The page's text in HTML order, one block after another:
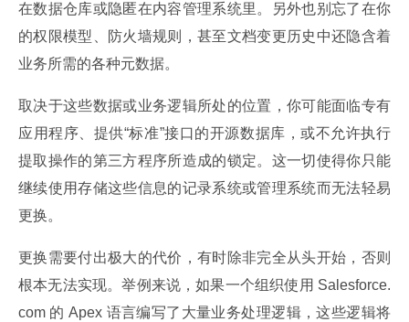
在数据仓库或隐匿在内容管理系统里。另外也别忘了在你
的权限模型、防火墙规则，甚至文档变更历史中还隐含着
业务所需的各种元数据。
取决于这些数据或业务逻辑所处的位置，你可能面临专有
应用程序、提供“标准”接口的开源数据库，或不允许执行
提取操作的第三方程序所造成的锁定。这一切使得你只能
继续使用存储这些信息的记录系统或管理系统而无法轻易
更换。
更换需要付出极大的代价，有时除非完全从头开始，否则
根本无法实现。举例来说，如果一个组织使用 Salesforce.
com 的 Apex 语言编写了大量业务处理逻辑，这些逻辑将